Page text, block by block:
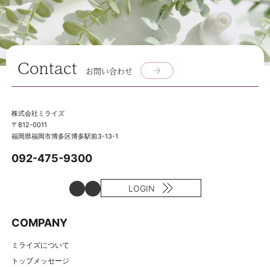
Contact お問い合わせ
株式会社ミライズ
〒812-0011
福岡県福岡市博多区博多駅前3-13-1
092-475-9300
LOGIN
COMPANY
ミライズについて
トップメッセージ